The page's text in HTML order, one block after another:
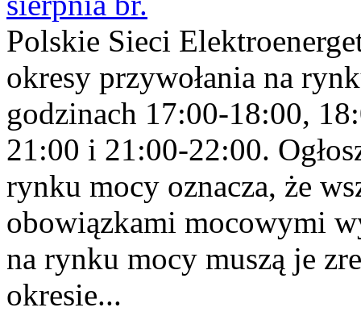
Polskie Sieci
okresy przywołania na
godzinach 17:00-18:00,
21:00 i 21:00-22:00.
rynku mocy oznacza, że
obowiązkami mocowymi
na rynku mocy muszą je
okresie...